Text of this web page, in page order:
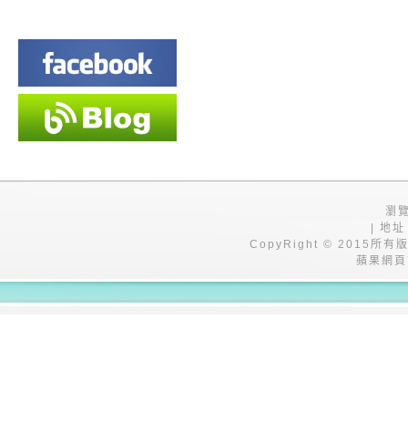
瀏
| 地
CopyRight © 2015所有版
蘋果網